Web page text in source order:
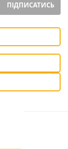
ПІДПИСАТИСЬ